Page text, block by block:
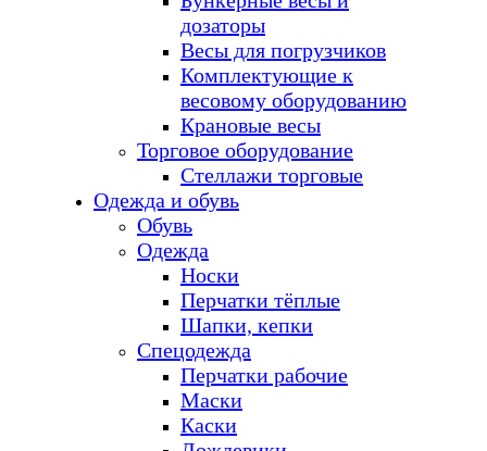
дозаторы
Весы для погрузчиков
Комплектующие к
весовому оборудованию
Крановые весы
Торговое оборудование
Стеллажи торговые
Одежда и обувь
Обувь
Одежда
Носки
Перчатки тёплые
Шапки, кепки
Спецодежда
Перчатки рабочие
Маски
Каски